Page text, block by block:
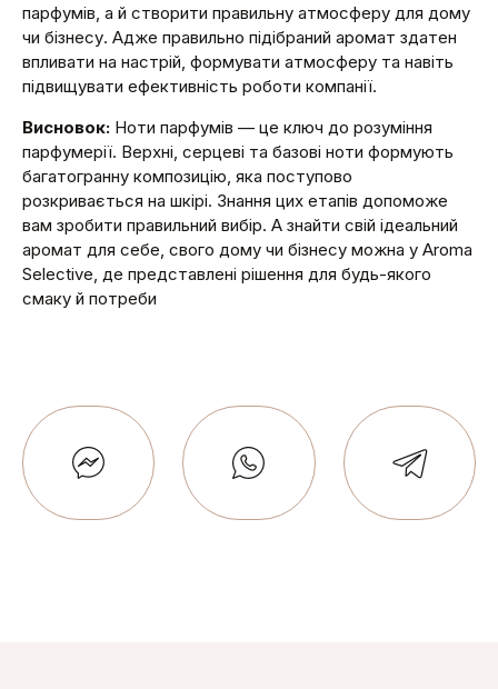
парфумів, а й створити правильну атмосферу для дому
чи бізнесу. Адже правильно підібраний аромат здатен
впливати на настрій, формувати атмосферу та навіть
підвищувати ефективність роботи компанії.
Висновок: Ноти парфумів — це ключ до розуміння
парфумерії. Верхні, серцеві та базові ноти формують
багатогранну композицію, яка поступово
розкривається на шкірі. Знання цих етапів допоможе
вам зробити правильний вибір. А знайти свій ідеальний
аромат для себе, свого дому чи бізнесу можна у Aroma
Selective, де представлені рішення для будь-якого
смаку й потреби